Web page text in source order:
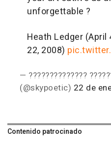
unforgettable ?
Heath Ledger (April
22, 2008)
— ??????????????
(@skypoetic) 22 de
Contenido patrocinado